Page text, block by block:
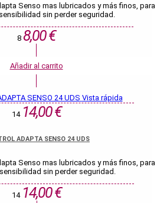
Senso mas lubricados y más finos, para
sin perder seguridad.
8 8,00 €
Añadir al carrito
Vista rápida
14 14,00 €
ADAPTA SENSO 24 UDS
Senso mas lubricados y más finos, para
sin perder seguridad.
14 14,00 €